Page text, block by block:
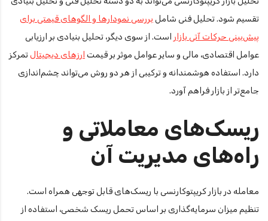
تقسیم شود. تحلیل فنی شامل بررسی نمودارها و الگوهای قیمتی برای
پیش‌بینی حرکات آتی بازار است. از سوی دیگر، تحلیل بنیادی بر ارزیابی
عوامل اقتصادی، مالی و سایر عوامل موثر بر قیمت ارزهای دیجیتالتمرکز
دارد. استفاده هوشمندانه و ترکیبی از هر دو روش می‌تواند چشم‌اندازی
جامع‌تر از بازار فراهم آورد.
ریسک‌های معاملاتی و
راه‌های مدیریت آن
معامله در بازار کریپتوکارنسی با ریسک‌های قابل توجهی همراه است.
تنظیم میزان سرمایه‌گذاری بر اساس تحمل ریسک شخصی، استفاده از